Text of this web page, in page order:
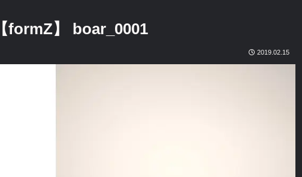
formZ】 boar_0001
2019.02.15